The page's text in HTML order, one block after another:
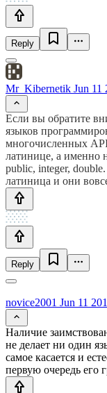
Reply
Mr_Kibernetik Jun 11
Если вы обратите
языков
многочисленных
латинице, а именно
public, integer,
латиница и они
Reply
novice2001 Jun 11
Наличие
не делает ни один
самое касается и
первую очередь его